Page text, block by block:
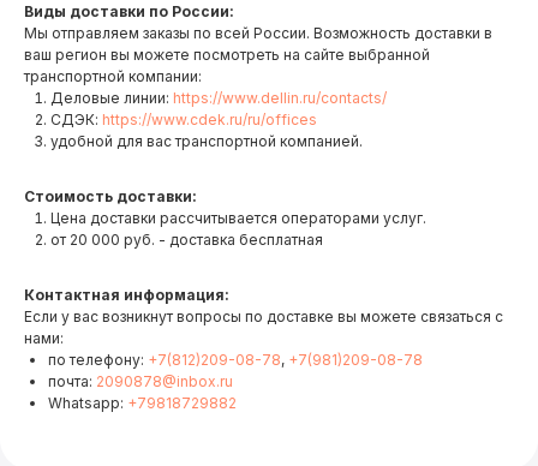
Виды доставки по России:
Мы отправляем заказы по всей России. Возможность доставки в
ваш регион вы можете посмотреть на сайте выбранной
транспортной компании:
Деловые линии: https://www.dellin.ru/contacts/
СДЭК: https://www.cdek.ru/ru/offices
удобной для вас транспортной компанией.
Стоимость доставки:
Цена доставки рассчитывается операторами услуг.
от 20 000 руб. - доставка бесплатная
Контактная информация:
Если у вас возникнут вопросы по доставке вы можете связаться с
нами:
по телефону: +7(812)209-08-78, +7(981)209-08-78
почта: 2090878@inbox.ru
Whatsapp: +79818729882